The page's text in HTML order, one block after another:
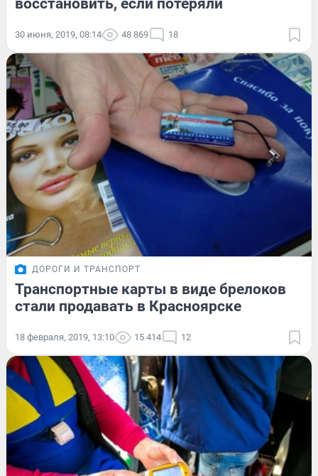
30 июня, 2019, 08:14 48 869 18
ДОРОГИ И ТРАНСПОРТ
Транспортные карты в виде брелоков
стали продавать в Красноярске
18 февраля, 2019, 13:10 15 414 12